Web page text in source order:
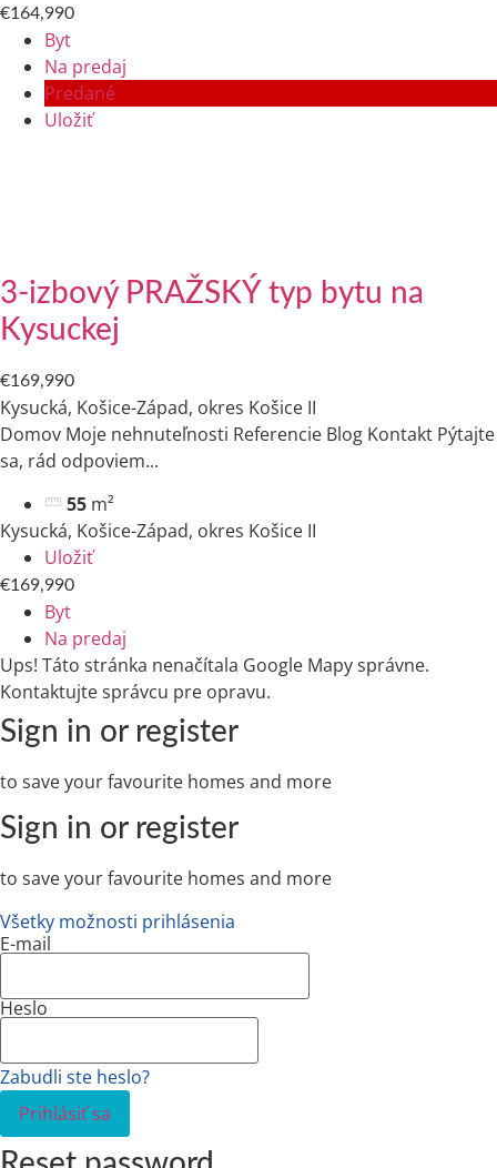
€164,990
Byt
Na predaj
Predané
Uložiť
3-izbový PRAŽSKÝ typ bytu na
Kysuckej
€169,990
Kysucká, Košice-Západ, okres Košice II
Domov Moje nehnuteľnosti Referencie Blog Kontakt Pýtajte
sa, rád odpoviem​...
55 m²
Kysucká, Košice-Západ, okres Košice II
Uložiť
€169,990
Byt
Na predaj
Ups! Táto stránka nenačítala Google Mapy správne.
Kontaktujte správcu pre opravu.
Sign in or register
to save your favourite homes and more
Sign in or register
to save your favourite homes and more
Všetky možnosti prihlásenia
E-mail
Heslo
Zabudli ste heslo?
Prihlásiť sa